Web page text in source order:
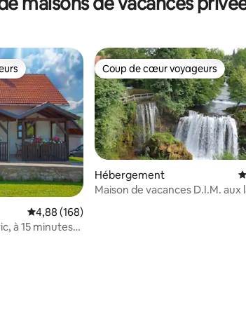
commentaires : 4,97 sur 5
les plus appréciés
Évaluation moyenne sur la base de 168
4,88 (168)
à 15 minutes
Coup de cœur voyageurs
Coup de cœur voyageurs
Hébergement
Maison de vacances D.I.M. aux